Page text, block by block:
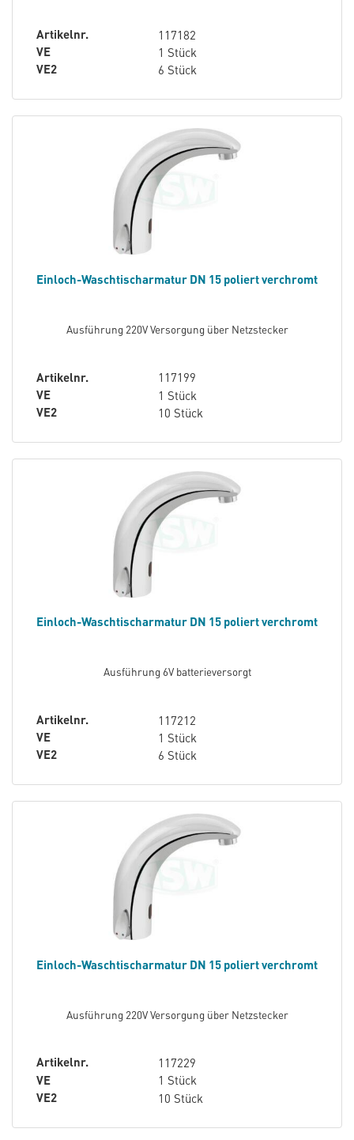
Artikelnr.
117182
VE
1 Stück
VE2
6 Stück
Einloch-Waschtischarmatur DN 15 poliert verchromt
Ausführung 220V Versorgung über Netzstecker
Artikelnr.
117199
VE
1 Stück
VE2
10 Stück
Einloch-Waschtischarmatur DN 15 poliert verchromt
Ausführung 6V batterieversorgt
Artikelnr.
117212
VE
1 Stück
VE2
6 Stück
Einloch-Waschtischarmatur DN 15 poliert verchromt
Ausführung 220V Versorgung über Netzstecker
Artikelnr.
117229
VE
1 Stück
VE2
10 Stück